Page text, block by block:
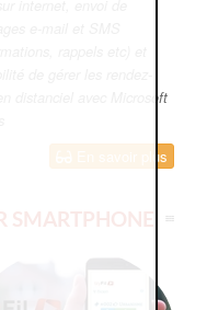
en distanciel avec Microsoft
En savoir plus
SMARTPHONE